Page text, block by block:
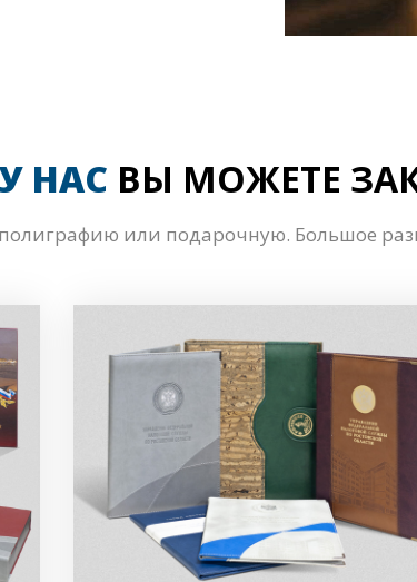
У НАС ВЫ МОЖЕТЕ
или подарочную. Большое